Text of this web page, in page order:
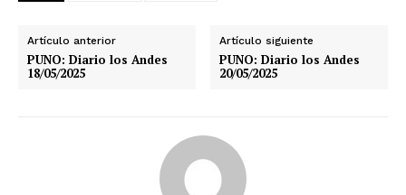
Artículo anterior
PUNO: Diario los Andes
18/05/2025
Artículo siguiente
PUNO: Diario los Andes
20/05/2025